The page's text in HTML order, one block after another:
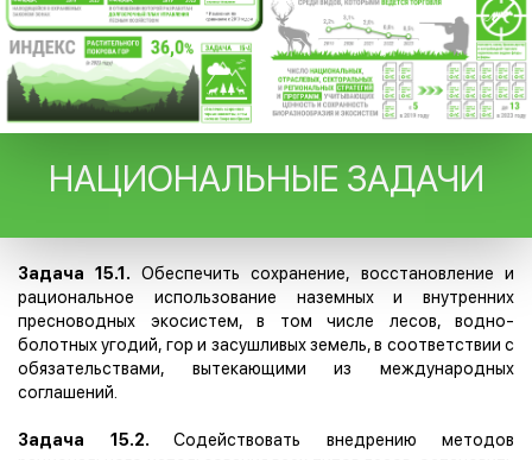
НАЦИОНАЛЬНЫЕ ЗАДАЧИ
Задача 15.1. Обеспечить сохранение, восстановление и
рациональное использование наземных и внутренних
пресноводных экосистем, в том числе лесов, водно-
болотных угодий, гор и засушливых земель, в соответствии с
обязательствами, вытекающими из международных
соглашений.
Задача 15.2. Содействовать внедрению методов